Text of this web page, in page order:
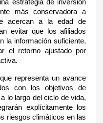
estrategia de inversión
más conservadora a
acercan a la edad de
evitar que los afiliados
la información suficiente,
el retorno ajustado por
representa un avance
con los objetivos de
lo largo del ciclo de vida,
explícitamente los
riesgos climáticos en las